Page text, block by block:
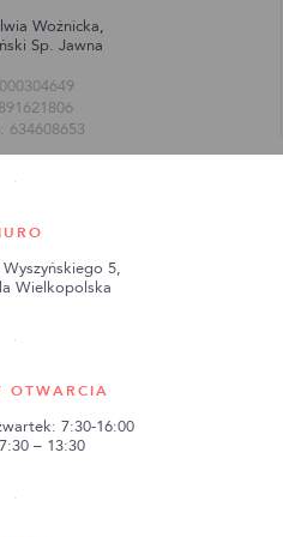
Woźnicka,
Sp. Jawna
634608653
5,
Wielkopolska
OTWARCIA
7:30-16:00
– 13:30